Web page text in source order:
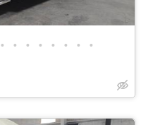
• • • • • • • •